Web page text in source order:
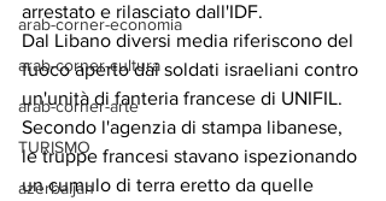
arab-corner-economia
arab-corner-cultura
arab-corner-arte
TURISMO
azerbaijan
arrestato e rilasciato dall'IDF.
Dal Libano diversi media riferiscono del
fuoco aperto dai soldati israeliani contro
un'unità di fanteria francese di UNIFIL.
Secondo l'agenzia di stampa libanese,
le truppe francesi stavano ispezionando
un cumulo di terra eretto da quelle